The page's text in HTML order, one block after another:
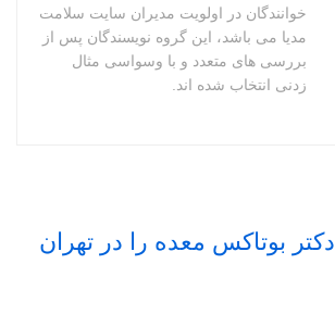
خوانندگان در اولویت مدیران سایت سلامت
مدیا می باشد، این گروه نویسندگان پس از
بررسی های متعدد و با وسواسی مثال
زدنی انتخاب شده اند.
بوتاکس معده را در تهران